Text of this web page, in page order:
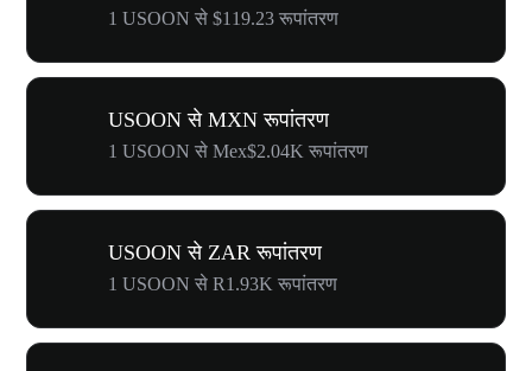
1 USOON से $119.23 रूपांतरण
USOON से MXN रूपांतरण
1 USOON से Mex$2.04K रूपांतरण
USOON से ZAR रूपांतरण
1 USOON से R1.93K रूपांतरण